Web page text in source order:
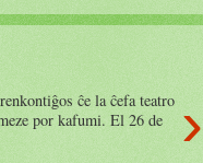
›
ĉe la ĉefa teatro
por kafumi. El 26 de